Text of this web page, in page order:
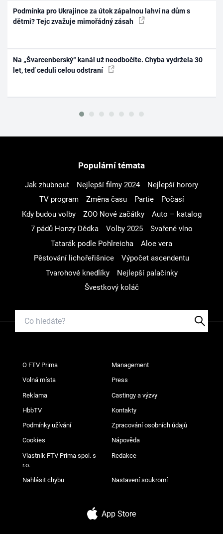
Podmínka pro Ukrajince za útok zápalnou lahví na dům s
dětmi? Tejc zvažuje mimořádný zásah
Na „Švarcenberský“ kanál už neodbočíte. Chyba vydržela 30
let, teď ceduli celou odstraní
Populární témata
Jak zhubnout Nejlepší filmy 2024
Nejlepší horory
TV program
Změna času Partie
Počasí
Kdy budou volby
ZOO Nové začátky
Auto – katalog
7 pádů Honzy Dědka
Volby 2025
Svařené víno
Tatarák podle Pohlreicha
Aloe vera
Pěstování lichořeřišnice
Výpočet ascendentu
Tvarohové knedlíky
Nejlepší palačinky
Švestkový koláč
O FTV Prima Management
Volná místa Press
Reklama Castingy a výzvy
HbbTV Kontakty
Podmínky užívání Zpracování osobních údajů
Cookies Nápověda
Vlastník FTV Prima spol. s
r.o.
Redakce
Nahlásit chybu Nastavení soukromí
App Store